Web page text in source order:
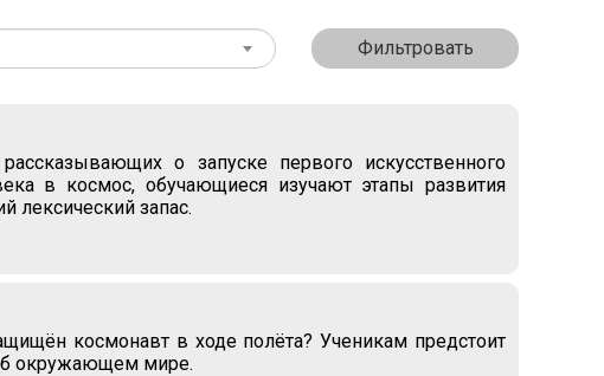
Фильтровать
о запуске первого искусственного
в космос, обучающиеся изучают этапы развития
лексический запас.
космонавт в ходе полёта? Ученикам предстоит
окружающем мире.